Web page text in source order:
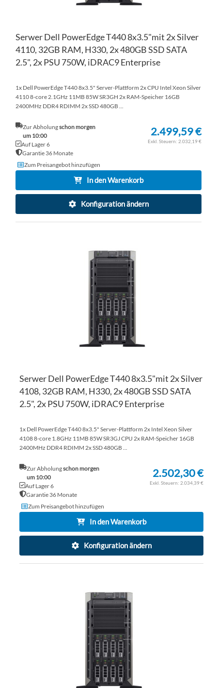
Serwer Dell PowerEdge T440 8x3.5"mit 2x Silver
4110, 32GB RAM, H330, 2x 480GB SSD SATA
2.5", 2x PSU 750W, iDRAC9 Enterprise
1x Dell PowerEdge T440 8x3.5" Server-Plattform 2x CPU Intel Xeon Silver
4110 8-core 2.1GHz 11MB 85W SR3GH 2x RAM-Speicher 16GB
2400MHz DDR4 RDIMM 2x SSD 480GB ...
Zur Abholungschon morgen
um 10:00
Auf Lager 6
Garantie 36 Monate
2.499,59 €
2.032,19 €
Zum Preisangebot hinzufügen
In den Warenkorb
Konfiguration ändern
Serwer Dell PowerEdge T440 8x3.5"mit 2x Silver
4108, 32GB RAM, H330, 2x 480GB SSD SATA
2.5", 2x PSU 750W, iDRAC9 Enterprise
1x Dell PowerEdge T440 8x3.5" Server-Plattform 2x Intel Xeon Silver
4108 8-core 1.8GHz 11MB 85W SR3GJ CPU 2x RAM-Speicher 16GB
2400MHz DDR4 RDIMM 2x SSD 480GB ...
Zur Abholungschon morgen
um 10:00
Auf Lager 6
Garantie 36 Monate
2.502,30 €
2.034,39 €
Zum Preisangebot hinzufügen
In den Warenkorb
Konfiguration ändern